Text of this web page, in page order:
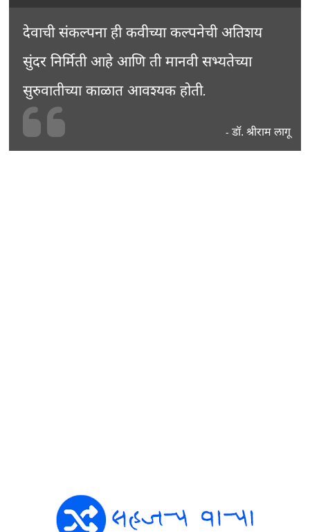
देवाची संकल्पना ही कवीच्या कल्पनेची अतिशय
सुंदर निर्मिती आहे आणि ती मानवी सभ्यतेच्या
सुरुवातीच्या काळात आवश्यक होती.
- डॉ. श्रीराम लागू